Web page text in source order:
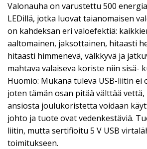
Valonauha on varustettu 500
LEDillä, jotka luovat taianomaisen
on kahdeksan eri valoefektiä:
aaltomainen, jaksottainen, hitaasti
hitaasti himmenevä, välkkyvä ja
mahtava valaiseva koriste niin sisä-
Huomio: Mukana tuleva USB-liitin ei
joten tämän osan pitää välttää
ansiosta joulukoristetta voidaan
johto ja tuote ovat vedenkestäviä.
liitin, mutta sertifioitu 5 V USB
toimitukseen.